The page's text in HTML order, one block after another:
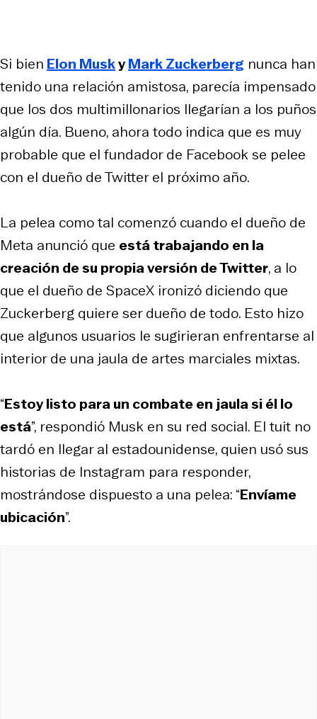
Si bien Elon MuskyMark Zuckerberg nunca han
tenido una relación amistosa, parecía impensado
que los dos multimillonarios llegarían a los puños
algún día. Bueno, ahora todo indica que es muy
probable que el fundador de Facebook se pelee
con el dueño de Twitter el próximo año.
La pelea como tal comenzó cuando el dueño de
Meta anunció que está trabajando en la
creación de su propia versión de Twitter, a lo
que el dueño de SpaceX ironizó diciendo que
Zuckerberg quiere ser dueño de todo. Esto hizo
que algunos usuarios le sugirieran enfrentarse al
interior de una jaula de artes marciales mixtas.
“Estoy listo para un combate en jaula si él lo
está”, respondió Musk en su red social. El tuit no
tardó en llegar al estadounidense, quien usó sus
historias de Instagram para responder,
mostrándose dispuesto a una pelea: “Envíame
ubicación”.